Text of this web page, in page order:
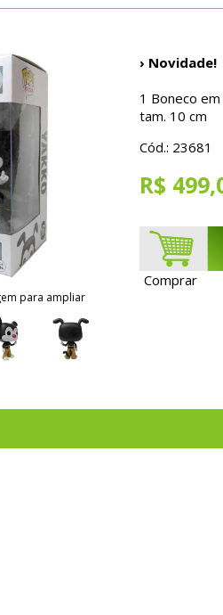
para ampliar
› Novidade!
1 Boneco em
tam. 10 cm
Cód.: 23681
R$
Comprar